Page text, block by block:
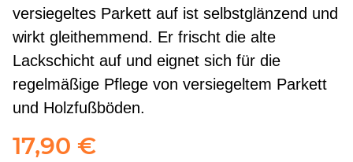
versiegeltes Parkett auf ist selbstglänzend und
wirkt gleithemmend. Er frischt die alte
Lackschicht auf und eignet sich für die
regelmäßige Pflege von versiegeltem Parkett
und Holzfußböden.
17,90 €